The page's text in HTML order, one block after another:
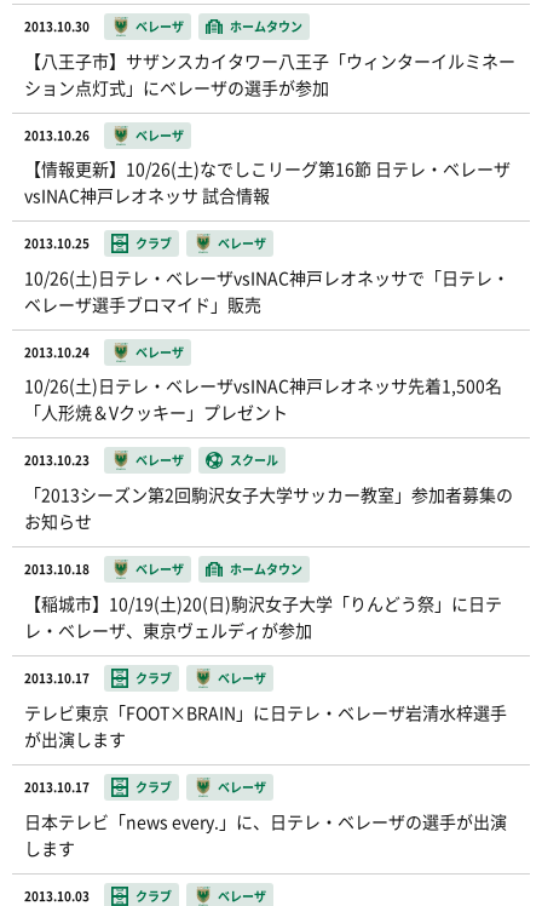
2013.10.30 ベレーザ ホームタウン
【八王子市】サザンスカイタワー八王子「ウィンターイルミネー
ション点灯式」にベレーザの選手が参加
2013.10.26 ベレーザ
【情報更新】10/26(土)なでしこリーグ第16節 日テレ・ベレーザ
vsINAC神戸レオネッサ 試合情報
2013.10.25 クラブ ベレーザ
10/26(土)日テレ・ベレーザvsINAC神戸レオネッサで「日テレ・
ベレーザ選手ブロマイド」販売
2013.10.24 ベレーザ
10/26(土)日テレ・ベレーザvsINAC神戸レオネッサ先着1,500名
「人形焼＆Vクッキー」プレゼント
2013.10.23 ベレーザ スクール
「2013シーズン第2回駒沢女子大学サッカー教室」参加者募集の
お知らせ
2013.10.18 ベレーザ ホームタウン
【稲城市】10/19(土)20(日)駒沢女子大学「りんどう祭」に日テ
レ・ベレーザ、東京ヴェルディが参加
2013.10.17 クラブ ベレーザ
テレビ東京「FOOT×BRAIN」に日テレ・ベレーザ岩清水梓選手
が出演します
2013.10.17 クラブ ベレーザ
日本テレビ「news every.」に、日テレ・ベレーザの選手が出演
します
2013.10.03 クラブ ベレーザ